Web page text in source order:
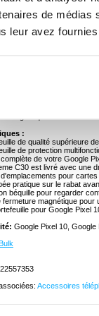
de médias
leur avez
Multifonctionnel
multifonction Caseme
Cette coque élégante
chocs qui épouse
pour cartes,
magnétique sécurisée.
:
de qualité supérieure
de protection
de votre Google
C30 est livré avec une
pour
pratique sur le rabat
béquille pour regarder
fermeture magnétique
pour Google Pixel
Google Pixel 10, Google
Bulk
Accessoires